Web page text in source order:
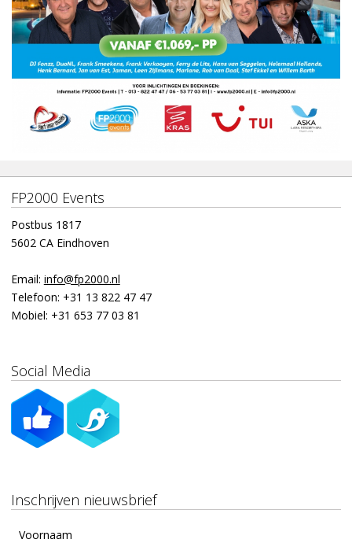
FP2000 Events
Postbus 1817
5602 CA Eindhoven
Email: info@fp2000.nl
Telefoon: +31 13 822 47 47
Mobiel: +31 653 77 03 81
Social Media
Inschrijven nieuwsbrief
Voornaam